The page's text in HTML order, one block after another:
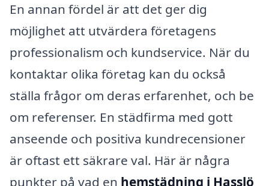
En annan fördel är att det ger dig
möjlighet att utvärdera företagens
professionalism och kundservice. När du
kontaktar olika företag kan du också
ställa frågor om deras erfarenhet, och be
om referenser. En städfirma med gott
anseende och positiva kundrecensioner
är oftast ett säkrare val. Här är några
punkter på vad en hemstädning i Hasslö